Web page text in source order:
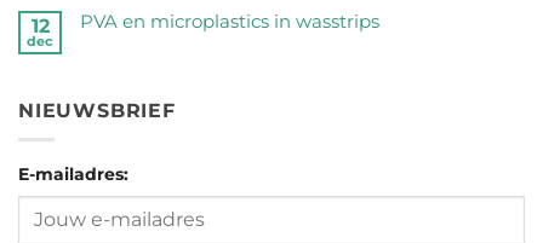
op
een
op
2026
=
Wonderlijk
reacties
cadeaukaart
van
goed
besteden
12
dec
PVA en microplastics in wasstrips
PVA
in
wasstrips
NIEUWSBRIEF
E-mailadres: